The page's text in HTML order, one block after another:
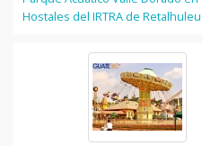
Hostales del IRTRA de Retalhuleu